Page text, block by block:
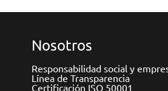
Nosotros
Responsabilidad social y
Línea de Transparencia
Certificación ISO 50001